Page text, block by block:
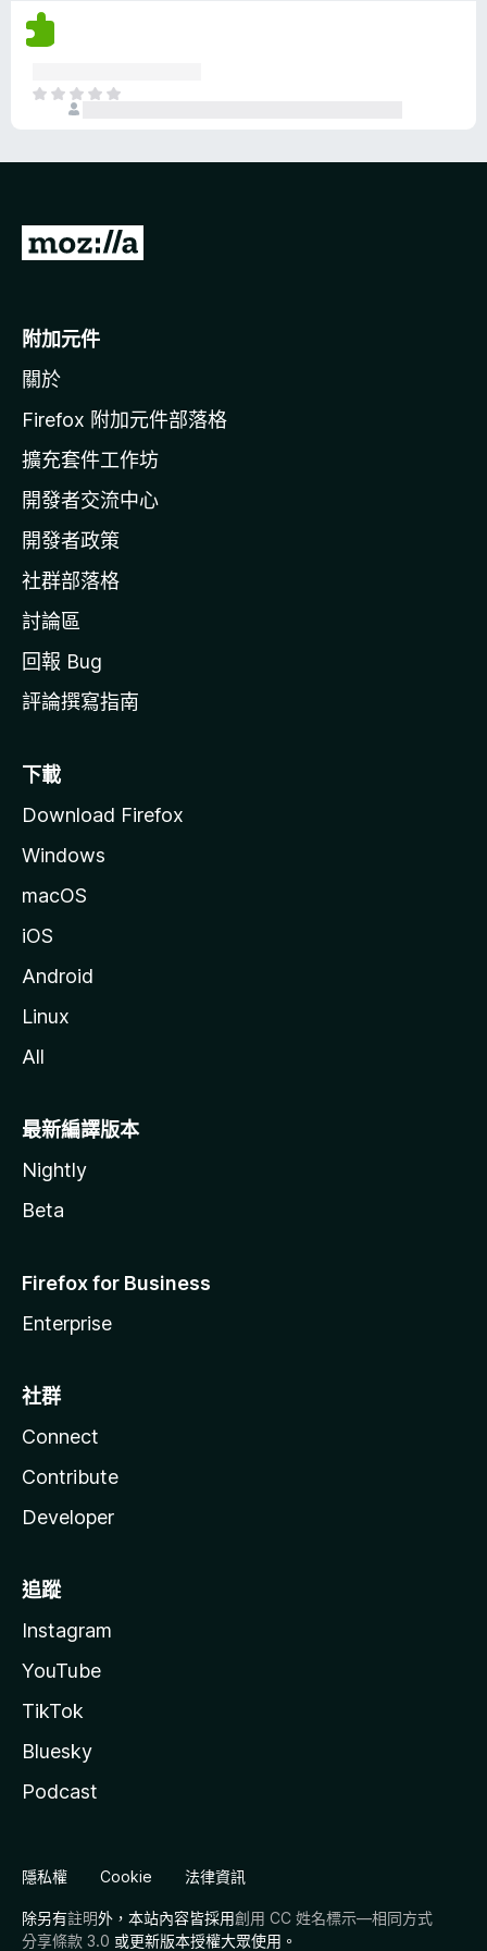
沒
有
目
有
前
o
i
l
a
官
網
附加元件
關於
Firefox 附加元件部落格
擴充套件工作坊
開發者交流中心
開發者政策
社群部落格
討論區
回報 Bug
評論撰寫指南
下載
Download Firefox
Windows
macOS
iOS
Android
Linux
All
最新編譯版本
Nightly
Beta
Firefox for Business
Enterprise
社群
Connect
Contribute
Developer
追蹤
Instagram
YouTube
TikTok
Bluesky
Podcast
隱私權 Cookie 法律資訊
除另有註明外，本站內容皆採用創用 CC 姓名標示—相同方式
分享條款 3.0 或更新版本授權大眾使用。